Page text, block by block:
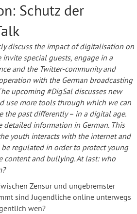
Schutz der
discuss the impact of digitalisation on
invite special guests, engage in a
and the Twitter-community and
with the German broadcasting
upcoming #DigSal discusses new
use more tools through which we can
the past differently – in a digital age.
detailed information in German. This
youth interacts with the internet and
regulated in order to protect young
content and bullying. At last: who
Zensur und ungebremster
sind Jugendliche online unterwegs
wen?